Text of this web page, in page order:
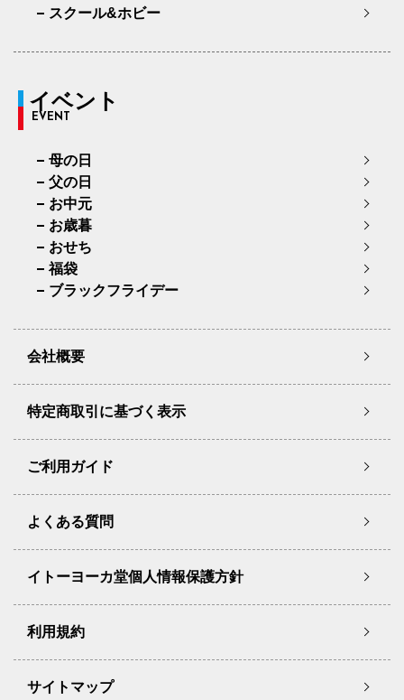
スクール&ホビー
イベント
EVENT
母の日
父の日
お中元
お歳暮
おせち
福袋
ブラックフライデー
会社概要
特定商取引に基づく表示
ご利用ガイド
よくある質問
イトーヨーカ堂個人情報保護方針
利用規約
サイトマップ